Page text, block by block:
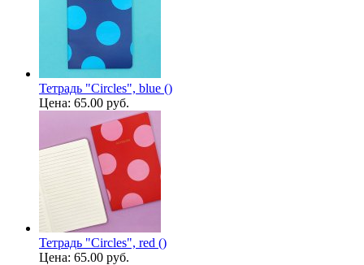
Тетрадь "Circles", blue ()
Цена: 65.00 руб.
Тетрадь "Circles", red ()
Цена: 65.00 руб.